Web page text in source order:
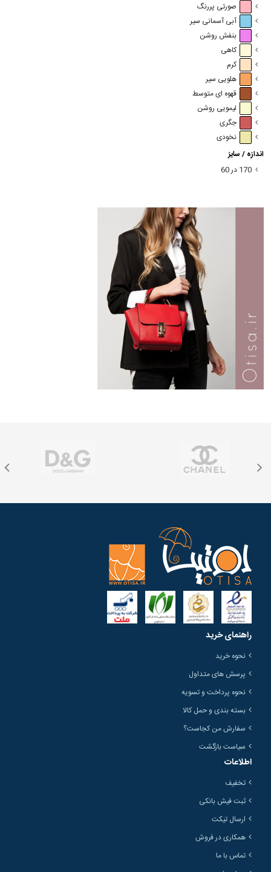
صورتی پررنگ
آبی آسمانی سیر
بنفش روشن
کاهی
کرم
هلویی سیر
قهوه ای متوسط
لیمویی روشن
جگری
نخودی
اندازه / سایز
170 در 60
راهنمای خرید
نحوه خرید
پرسش های متداول
نحوه پرداخت و تسویه
بسته بندی و حمل کالا
سفارش من کجاست؟
سیاست بازگشت
اطلاعات
تخفیف
ثبت فیش بانکی
ارسال تیکت
همکاری در فروش
تماس با ما